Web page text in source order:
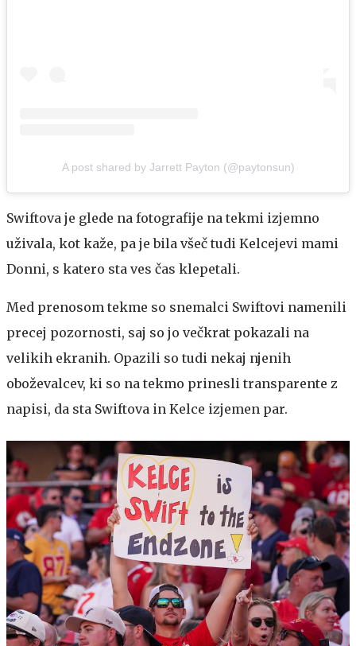
A post shared by Jarrett Payton (@paytonsun)
Swiftova je glede na fotografije na tekmi izjemno
uživala, kot kaže, pa je bila všeč tudi Kelcejevi mami
Donni, s katero sta ves čas klepetali.
Med prenosom tekme so snemalci Swiftovi namenili
precej pozornosti, saj so jo večkrat pokazali na
velikih ekranih. Opazili so tudi nekaj njenih
oboževalcev, ki so na tekmo prinesli transparente z
napisi, da sta Swiftova in Kelce izjemen par.